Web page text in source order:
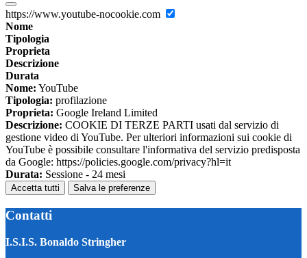
https://www.youtube-nocookie.com
Nome
Tipologia
Proprieta
Descrizione
Durata
Nome: YouTube
Tipologia: profilazione
Proprieta: Google Ireland Limited
Descrizione: COOKIE DI TERZE PARTI usati dal servizio di
gestione video di YouTube. Per ulteriori informazioni sui cookie di
YouTube è possibile consultare l'informativa del servizio predisposta
da Google: https://policies.google.com/privacy?hl=it
Durata: Sessione - 24 mesi
Accetta tutti Salva le preferenze
Contatti
I.S.I.S. Bonaldo Stringher